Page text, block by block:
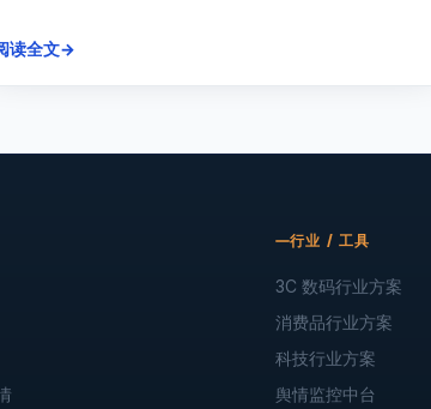
读全文→
行业 / 工具
3C 数码行业方案
消费品行业方案
科技行业方案
舆情监控中台